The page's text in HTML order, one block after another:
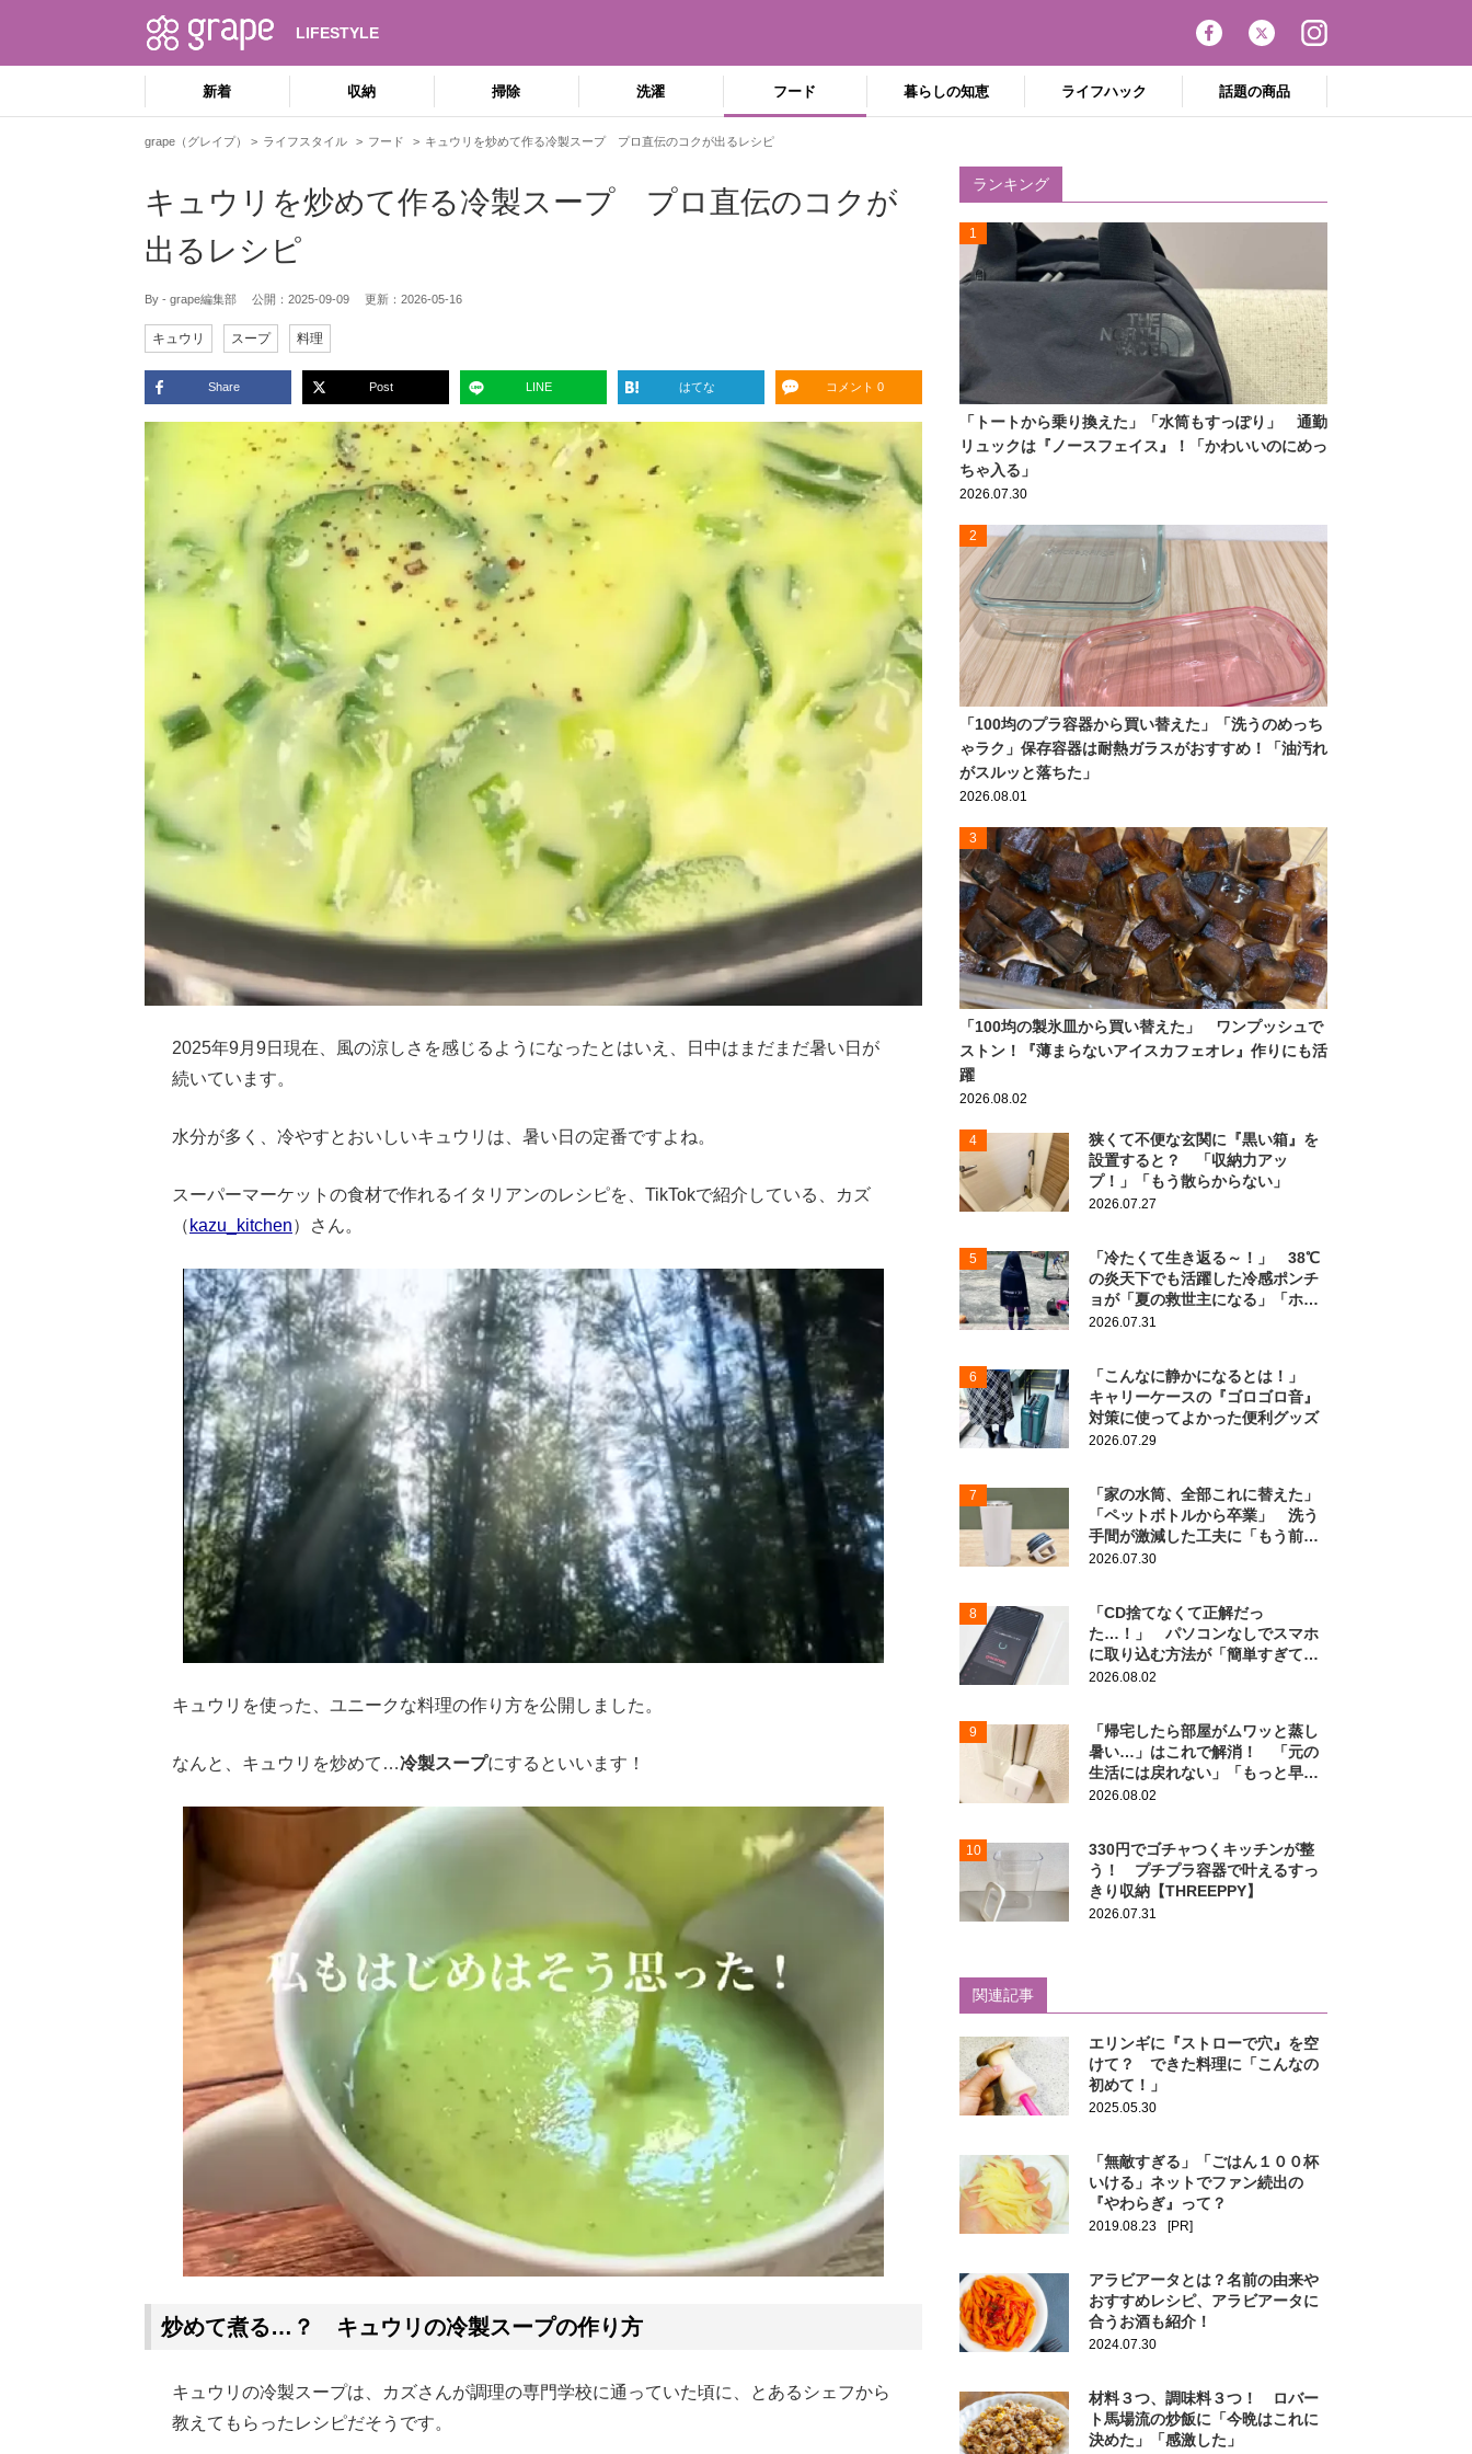
LIFESTYLE
新着 収納 掃除 洗濯 フード 暮らしの知恵 ライフハック 話題の商品
grape（グレイプ） ライフスタイル フード キュウリを炒めて作る冷製スープ プロ直伝のコクが出るレシピ
キュウリを炒めて作る冷製スープ プロ直伝のコクが
出るレシピ
By - grape編集部 公開： 2025-09-09 更新： 2026-05-16
キュウリ スープ 料理
Share Post LINE はてな コメント 0
2025年9月9日現在、風の涼しさを感じるようになったとはいえ、日中はまだまだ暑い日が
続いています。
水分が多く、冷やすとおいしいキュウリは、暑い日の定番ですよね。
スーパーマーケットの食材で作れるイタリアンのレシピを、TikTokで紹介している、カズ
（ kazu_kitchen）さん。
キュウリを使った、ユニークな料理の作り方を公開しました。
なんと、キュウリを炒めて…冷製スープにするといいます！
炒めて煮る…？ キュウリの冷製スープの作り方
キュウリの冷製スープは、カズさんが調理の専門学校に通っていた頃に、とあるシェフから
教えてもらったレシピだそうです。
ランキング
1
「トートから乗り換えた」「水筒もすっぽり」 通勤
リュックは『ノースフェイス』！「かわいいのにめっ
ちゃ入る」
2026.07.30
2
「100均のプラ容器から買い替えた」「洗うのめっち
ゃラク」保存容器は耐熱ガラスがおすすめ！「油汚れ
がスルッと落ちた」
2026.08.01
3
「100均の製氷皿から買い替えた」 ワンプッシュで
ストン！『薄まらないアイスカフェオレ』作りにも活
躍
2026.08.02
4
狭くて不便な玄関に『黒い箱』を
設置すると？ 「収納力アッ
プ！」「もう散らからない」
2026.07.27
5
「冷たくて生き返る～！」 38℃
の炎天下でも活躍した冷感ポンチ
ョが「夏の救世主になる」「ホン
ト買ってよかった」
2026.07.31
6
「こんなに静かになるとは！」
キャリーケースの『ゴロゴロ音』
対策に使ってよかった便利グッズ
2026.07.29
7
「家の水筒、全部これに替えた」
「ペットボトルから卒業」 洗う
手間が激減した工夫に「もう前の
に戻れない！」
2026.07.30
8
「CD捨てなくて正解だっ
た…！」 パソコンなしでスマホ
に取り込む方法が「簡単すぎて拍
子抜け」「この曲聴きたかった
2026.08.02
9
「帰宅したら部屋がムワッと蒸し
暑い…」はこれで解消！ 「元の
生活には戻れない」「もっと早く
知りたかった」
2026.08.02
10
330円でゴチャつくキッチンが整
う！ プチプラ容器で叶えるすっ
きり収納【THREEPPY】
2026.07.31
関連記事
エリンギに『ストローで穴』を空
けて？ できた料理に「こんなの
初めて！」
2025.05.30
「無敵すぎる」「ごはん１００杯
いける」ネットでファン続出の
『やわらぎ』って？
2019.08.23 [PR]
アラビアータとは？名前の由来や
おすすめレシピ、アラビアータに
合うお酒も紹介！
2024.07.30
材料３つ、調味料３つ！ ロバー
ト馬場流の炒飯に「今晩はこれに
決めた」「感激した」